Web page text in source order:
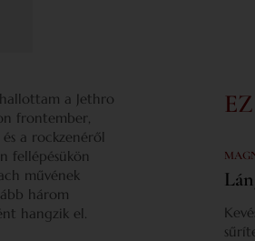
a Jethro
frontember,
a rockzenéről
fellépésükön
művének
három
hangzik el.